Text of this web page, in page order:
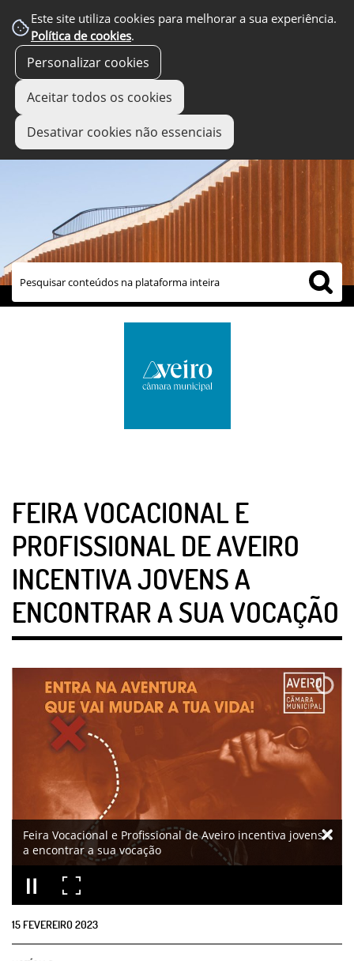
Este site utiliza cookies para melhorar a sua experiência.
Política de cookies.
Personalizar cookies
Aceitar todos os cookies
Desativar cookies não essenciais
links úteis
FEIRA VOCACIONAL E
PROFISSIONAL DE AVEIRO
INCENTIVA JOVENS A
ENCONTRAR A SUA VOCAÇÃO
Feira Vocacional e Profissional de Aveiro incentiva jovens
a encontrar a sua vocação
15 FEVEREIRO2023